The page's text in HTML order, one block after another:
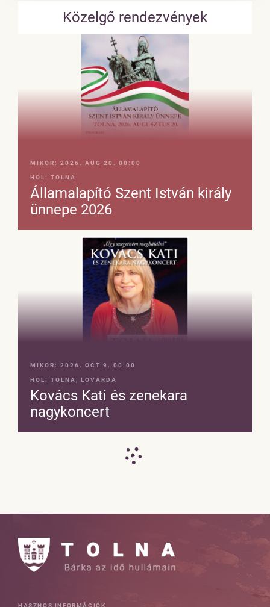
Közelgő rendezvények
MIKOR: 2026. AUG 20. 00:00
HOL: TOLNA
Államalapító Szent István király
ünnepe 2026
MIKOR: 2026. OCT 9. 00:00
HOL: TOLNA, LOVARDA
Kovács Kati és zenekara
nagykoncert